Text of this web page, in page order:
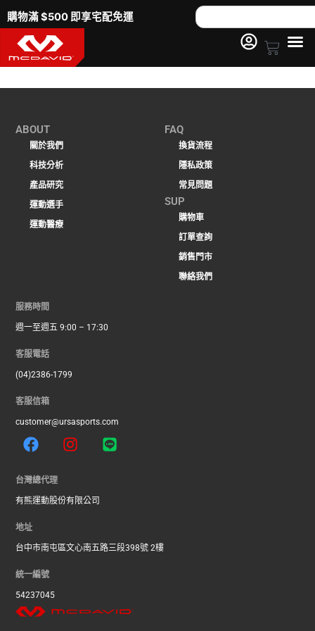
至
要
容
購物滿 $500 即享宅配免運 Search
Cart
ABOUT
關於我們
科技分析
產品研究
運動選手
運動醫療
FAQ
換貨流程
隱私政策
常見問題
SUP
購物車
訂單查詢
銷售門市
聯絡我們
台灣總代理
有熊運動股份有限公司
地址
台中市南屯區文心南五路三段398號 2樓
統一編號
54237045
服務時間
週一至週五 9:00 – 17:30
客服電話
(04)2386-1799
客服信箱
customer@ursasports.com
F
a
e
b
o
k
I
n
a
a
L
i